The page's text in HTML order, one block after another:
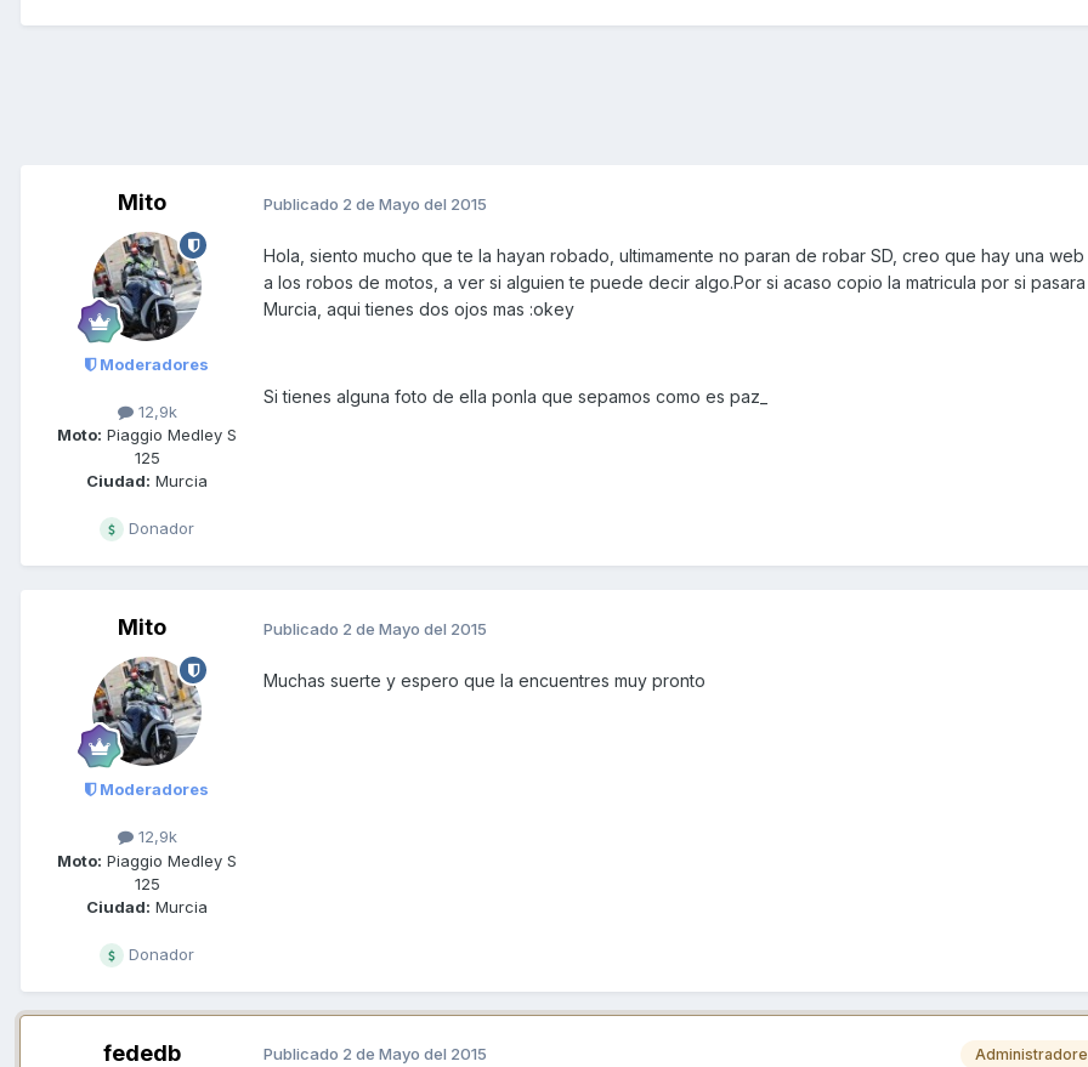
Mito
Moderadores
12,9k
Moto: Piaggio Medley S
125
Ciudad: Murcia
Donador
Publicado 2 de Mayo del 2015
Hola, siento mucho que te la hayan robado, ultimamente no paran de robar SD, creo que hay una
a los robos de motos, a ver si alguien te puede decir algo.Por si acaso copio la matricula por si
Murcia, aqui tienes dos ojos mas :okey
Si tienes alguna foto de ella ponla que sepamos como es paz_
Mito
Moderadores
12,9k
Moto: Piaggio Medley S
125
Ciudad: Murcia
Donador
Publicado 2 de Mayo del 2015
Muchas suerte y espero que la encuentres muy pronto
fededb Publicado 2 de Mayo del 2015